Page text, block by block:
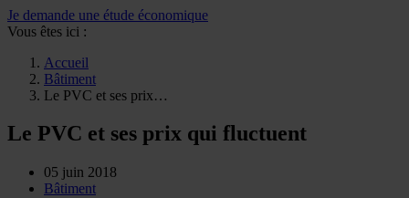
Je demande une étude économique
Vous êtes ici :
Accueil
Bâtiment
Le PVC et ses prix…
Le PVC et ses prix qui fluctuent
05 juin 2018
Bâtiment